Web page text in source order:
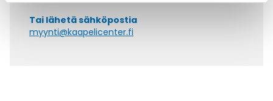
Tai lähetä sähköpostia
myynti@kaapelicenter.fi